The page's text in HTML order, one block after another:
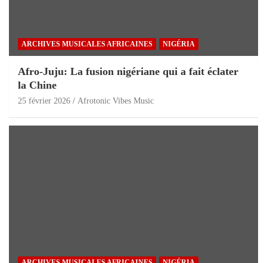
ARCHIVES MUSICALES AFRICAINES NIGÉRIA
Afro-Juju: La fusion nigériane qui a fait éclater
la Chine
25 février 2026 Afrotonic Vibes Music